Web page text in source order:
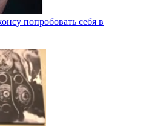
попробовать себя в